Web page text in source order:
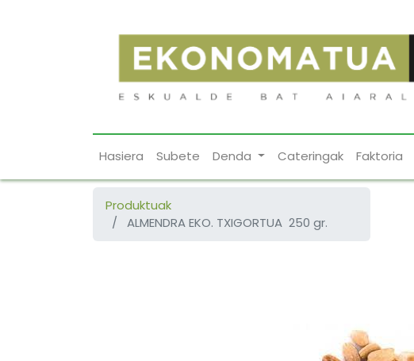
Hasiera Subete Denda Cateringak Faktoria
Produktuak
ALMENDRA EKO. TXIGORTUA 250 gr.